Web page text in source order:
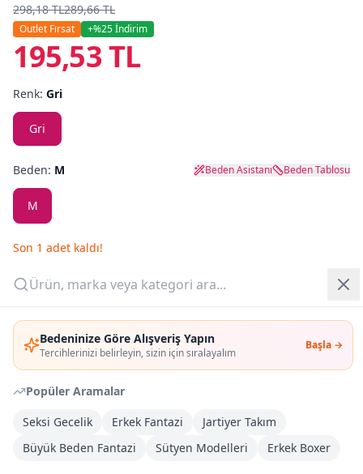
Bedeninize Göre Alışveriş Yapın
Tercihlerinizi belirleyin, sizin için sıralayalım
Başla →
Popüler Aramalar
Seksi Gecelik
Erkek Fantazi
Jartiyer Takım
Büyük Beden Fantazi
Sütyen Modelleri Erkek Boxer
Büyük
Beden
Markalar
Plaj & Mayo
Yazlık Pijama
Yeni Gelenler
OUTLET
Giriş Yap
Üye Ol
298,18 TL289,66 TL
Outlet Fırsat +%25İndirim
195,53 TL
Renk: Gri
Gri
Beden: M Beden Asistanı Beden Tablosu
M
Son 1 adet kaldı!
Outlet Fırsat
(
Adet:
Sepete Ekle
Şimdi Al